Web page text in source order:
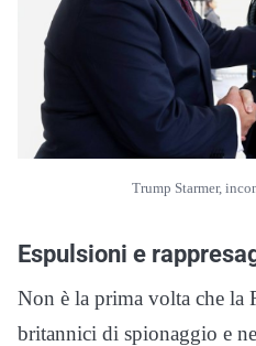
Trump Starmer,
Espulsioni e
Non è la prima volta che la
britannici di spionaggio e